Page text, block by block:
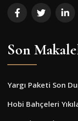
Son
Yargı Paketi Son
Hobi Bahçeleri